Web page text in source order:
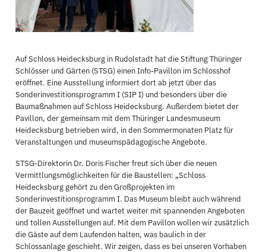
Auf Schloss Heidecksburg in Rudolstadt hat die Stiftung Thüringer
Schlösser und Gärten (STSG) einen Info-Pavillon im Schlosshof
eröffnet. Eine Ausstellung informiert dort ab jetzt über das
Sonderinvestitionsprogramm I (SIP I) und besonders über die
Baumaßnahmen auf Schloss Heidecksburg. Außerdem bietet der
Pavillon, der gemeinsam mit dem Thüringer Landesmuseum
Heidecksburg betrieben wird, in den Sommermonaten Platz für
Veranstaltungen und museumspädagogische Angebote.
STSG-Direktorin Dr. Doris Fischer freut sich über die neuen
Vermittlungsmöglichkeiten für die Baustellen: „Schloss
Heidecksburg gehört zu den Großprojekten im
Sonderinvestitionsprogramm I. Das Museum bleibt auch während
der Bauzeit geöffnet und wartet weiter mit spannenden Angeboten
und tollen Ausstellungen auf. Mit dem Pavillon wollen wir zusätzlich
die Gäste auf dem Laufenden halten, was baulich in der
Schlossanlage geschieht. Wir zeigen, dass es bei unseren Vorhaben